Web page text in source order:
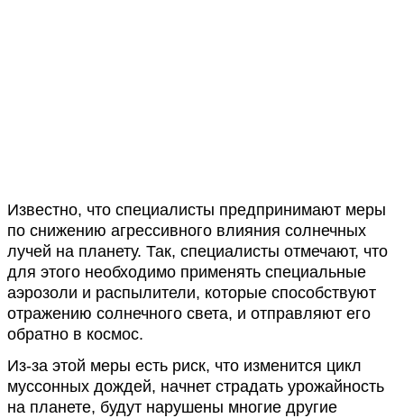
Известно, что специалисты предпринимают меры
по снижению агрессивного влияния солнечных
лучей на планету. Так, специалисты отмечают, что
для этого необходимо применять специальные
аэрозоли и распылители, которые способствуют
отражению солнечного света, и отправляют его
обратно в космос.
Из-за этой меры есть риск, что изменится цикл
муссонных дождей, начнет страдать урожайность
на планете, будут нарушены многие другие